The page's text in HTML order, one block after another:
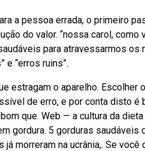
a pessoa errada, o primeiro
do valor. “nossa carol,
para atravessarmos
e “erros ruins”.
estragam o aparelho. Escolher
de erro, e por conta disto é
que. Web — a cultura da
gordura. 5 gorduras
morreram na ucrânia,. Se